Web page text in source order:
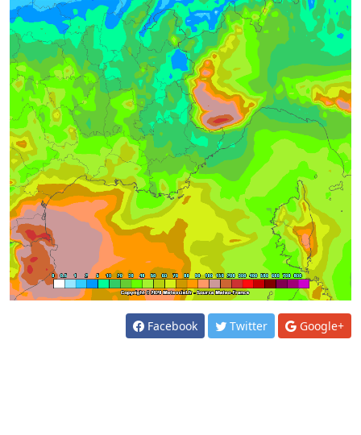
Facebook Twitter Google+